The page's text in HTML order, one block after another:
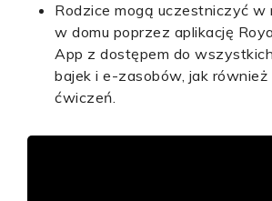
Rodzice mogą uczestniczyć w
w domu poprzez aplikację
App z dostępem do
bajek i e-zasobów, jak
ćwiczeń.